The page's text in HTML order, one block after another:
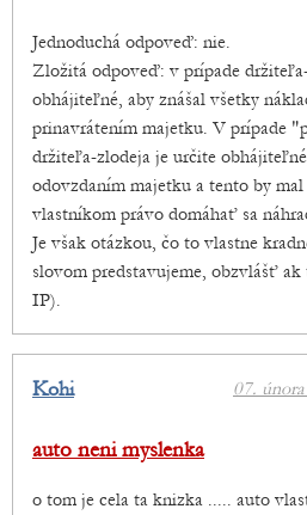
Jednoduchá odpoveď: nie.
Zložitá odpoveď: v prípade
obhájiteľné, aby znášal všetky
prinavrátením majetku. V prípade
držiteľa-zlodeja je určite
odovzdaním majetku a tento by
vlastníkom právo domáhať sa
Je však otázkou, čo to vlastne
slovom predstavujeme, obzvlášť
IP).
07.
Kohi
auto neni myslenka
o tom je cela ta knizka ..... auto